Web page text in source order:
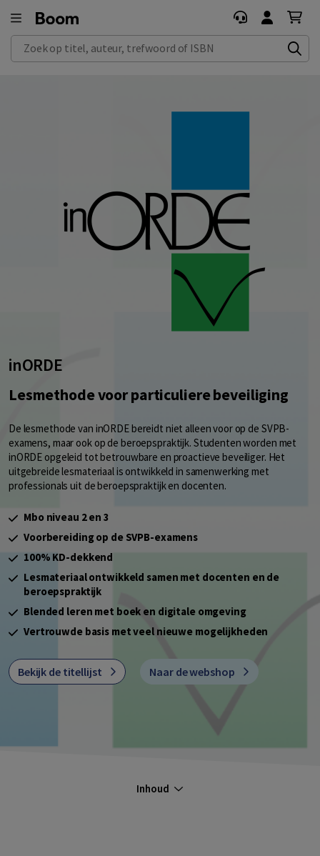
Zoek op titel, auteur, trefwoord of ISBN
inORDE
Lesmethode voor particuliere beveiliging
De lesmethode van inORDE bereidt niet alleen voor op de SVPB-
examens, maar ook op de beroepspraktijk. Studenten worden met
inORDE opgeleid tot betrouwbare en proactieve beveiliger. Het
uitgebreide lesmateriaal is ontwikkeld in samenwerking met
professionals uit de beroepspraktijk en docenten.
Mbo niveau 2 en 3
Voorbereiding op de SVPB-examens
100% KD-dekkend
Lesmateriaal ontwikkeld samen met docenten en de
beroepspraktijk
Blended leren met boek en digitale omgeving
Vertrouwde basis met veel nieuwe mogelijkheden
Bekijk de titellijst Naar de webshop
Inhoud